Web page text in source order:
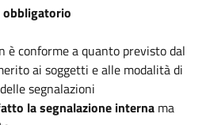
obbligatorio
è conforme a quanto previsto dal
ai soggetti e alle modalità di
segnalazioni
la segnalazione interna ma